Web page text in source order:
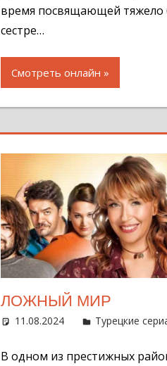
время посвящающей тяжело
сестре…
Смотреть онлайн
ЛОЖНЫЙ МИР
11.08.2024 Турецкие
В одном из престижных